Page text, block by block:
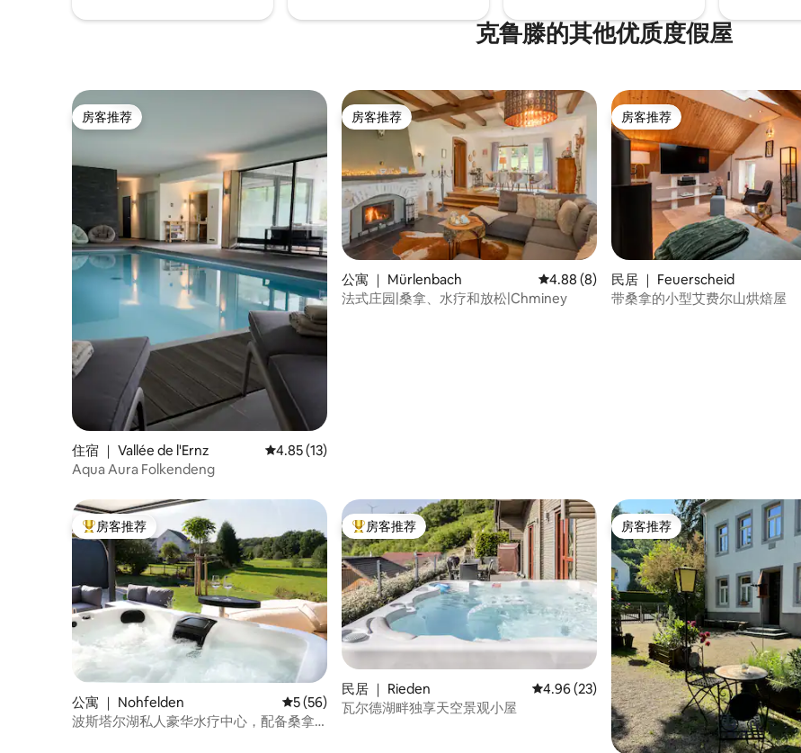
克鲁滕的其他优质度假屋
房客推荐
房客推荐
住宿 ｜ Vallée de l'Ernz 平均评分 4.85 分（满分 5 分），共 13 条评价
4.85 (13)
Aqua Aura Folkendeng
房客推荐
房客推荐
公寓 ｜ Mürlenbach 平均评分 4.88 分（满分 5 分），共 8 条评价
4.88 (8)
法式庄园|桑拿、水疗和放松|Chminey
房客推荐
房客推荐
民居 ｜ Feuerscheid
带桑拿的小型艾费尔山烘焙屋
热门「房客推荐」
房客推荐
公寓 ｜ Nohfelden 平均评分 5 分（满分 5 分），共 56 条评价
5 (56)
波斯塔尔湖私人豪华水疗中心，配备桑拿
热门「房客推荐」
房客推荐
民居 ｜ Rieden 平均评分 4.96 分（满分 5 分），共 23 条评价
4.96 (23)
瓦尔德湖畔独享天空景观小屋
房客推荐
房客推荐